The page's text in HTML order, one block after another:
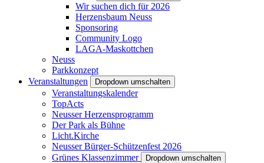
Wir suchen dich für 2026
Herzensbaum Neuss
Sponsoring
Community Logo
LAGA-Maskottchen
Neuss
Parkkonzept
Veranstaltungen
Dropdown umschalten
Veranstaltungskalender
TopActs
Neusser Herzensprogramm
Der Park als Bühne
Licht.Kirche
Neusser Bürger-Schützenfest 2026
Grünes Klassenzimmer
Dropdown umschalten